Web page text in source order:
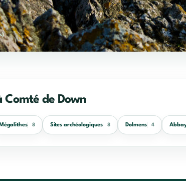
de Down
Mégalithes 8 Sites archéologiques 8 Dolmens 4